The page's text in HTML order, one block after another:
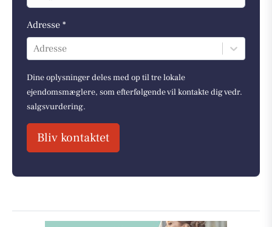
Adresse *
Adresse
Dine oplysninger deles med op til tre lokale
ejendomsmæglere, som efterfølgende vil kontakte dig vedr.
salgsvurdering.
Bliv kontaktet